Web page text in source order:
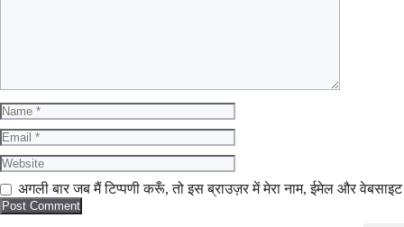
Name
Email
Website
अगली बार जब मैं टिप्पणी करूँ, तो इस ब्राउज़र में मेरा नाम, ईमेल और